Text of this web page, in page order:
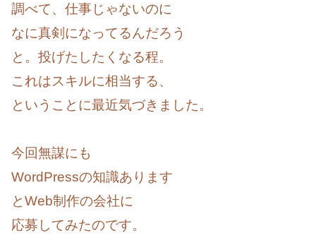
調べて、仕事じゃないのに
なに真剣になってるんだろう
と。投げたしたくなる程。
これはスキルに相当する、
ということに最近気づきました。
今回無謀にも
WordPressの知識あります
とWeb制作の会社に
応募してみたのです。